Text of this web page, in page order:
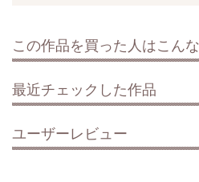
この作品を買った人はこん
最近チェックした作品
ユーザーレビュー